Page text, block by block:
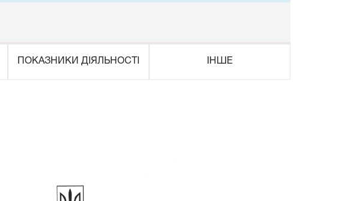
ПОКАЗНИКИ ДІЯЛЬНОСТІ ІНШЕ